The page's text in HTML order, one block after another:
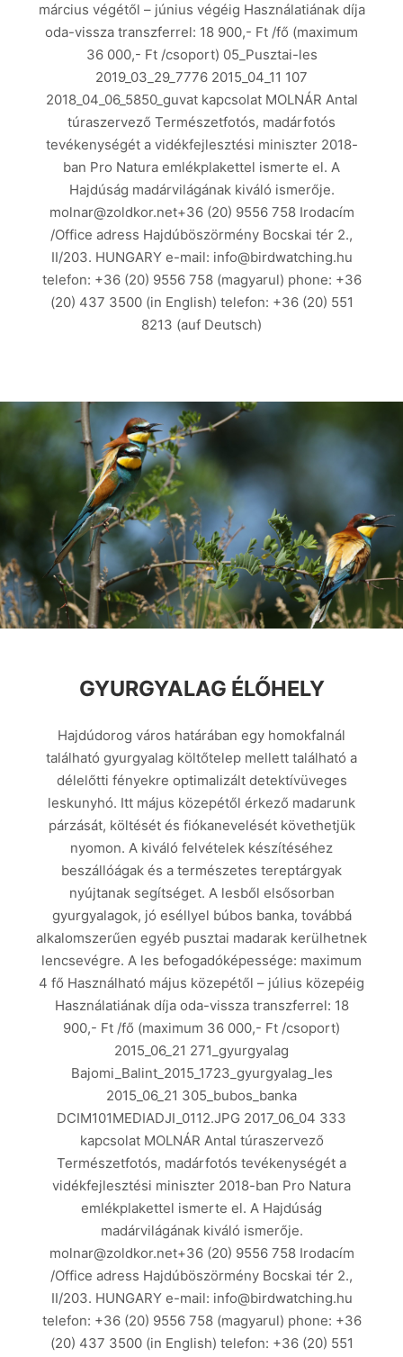
március végétől – június végéig Használatiának díja
oda-vissza transzferrel: 18 900,- Ft /fő (maximum
36 000,- Ft /csoport) 05_Pusztai-les
2019_03_29_7776 2015_04_11 107
2018_04_06_5850_guvat kapcsolat MOLNÁR Antal
túraszervező Természetfotós, madárfotós
tevékenységét a vidékfejlesztési miniszter 2018-
ban Pro Natura emlékplakettel ismerte el. A
Hajdúság madárvilágának kiváló ismerője.
molnar@zoldkor.net+36 (20) 9556 758 Irodacím
/Office adress Hajdúböszörmény Bocskai tér 2.,
II/203. HUNGARY e-mail: info@birdwatching.hu
telefon: +36 (20) 9556 758 (magyarul) phone: +36
(20) 437 3500 (in English) telefon: +36 (20) 551
8213 (auf Deutsch)
GYURGYALAG ÉLŐHELY
Hajdúdorog város határában egy homokfalnál
található gyurgyalag költőtelep mellett található a
délelőtti fényekre optimalizált detektívüveges
leskunyhó. Itt május közepétől érkező madarunk
párzását, költését és fiókanevelését követhetjük
nyomon. A kiváló felvételek készítéséhez
beszállóágak és a természetes tereptárgyak
nyújtanak segítséget. A lesből elsősorban
gyurgyalagok, jó eséllyel búbos banka, továbbá
alkalomszerűen egyéb pusztai madarak kerülhetnek
lencsevégre. A les befogadóképessége: maximum
4 fő Használható május közepétől – július közepéig
Használatiának díja oda-vissza transzferrel: 18
900,- Ft /fő (maximum 36 000,- Ft /csoport)
2015_06_21 271_gyurgyalag
Bajomi_Balint_2015_1723_gyurgyalag_les
2015_06_21 305_bubos_banka
DCIM101MEDIADJI_0112.JPG 2017_06_04 333
kapcsolat MOLNÁR Antal túraszervező
Természetfotós, madárfotós tevékenységét a
vidékfejlesztési miniszter 2018-ban Pro Natura
emlékplakettel ismerte el. A Hajdúság
madárvilágának kiváló ismerője.
molnar@zoldkor.net+36 (20) 9556 758 Irodacím
/Office adress Hajdúböszörmény Bocskai tér 2.,
II/203. HUNGARY e-mail: info@birdwatching.hu
telefon: +36 (20) 9556 758 (magyarul) phone: +36
(20) 437 3500 (in English) telefon: +36 (20) 551